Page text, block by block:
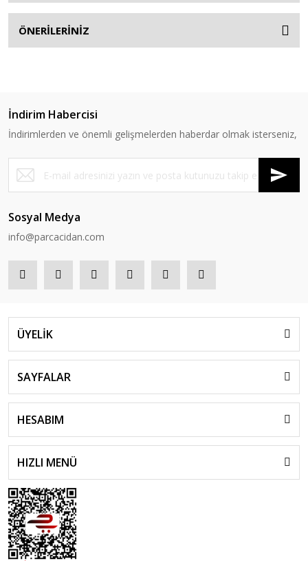
ÖNERİLERİNİZ
İndirim Habercisi
İndirimlerden ve önemli gelişmelerden haberdar olmak isterseniz,
Sosyal Medya
info@parcacidan.com
ÜYELİK
SAYFALAR
HESABIM
HIZLI MENÜ